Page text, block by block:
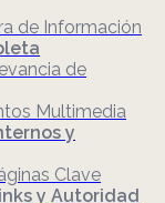
de Información
de
Multimedia
y
Clave
y Autoridad